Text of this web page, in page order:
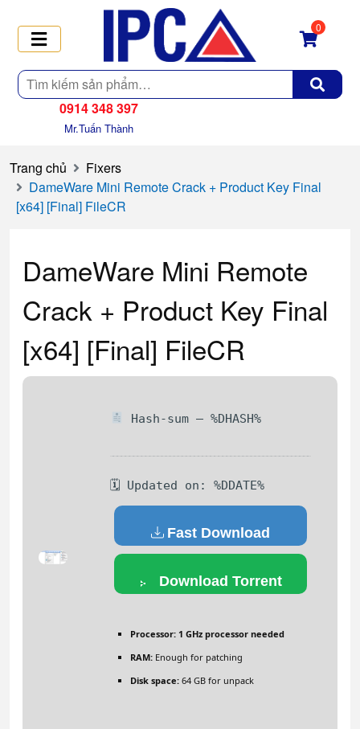
Tìm
kiếm
0
0914 348 397
Mr.Tuấn Thành
Trang chủ
Fixers
DameWare Mini Remote Crack + Product Key Final
[x64] [Final] FileCR
DameWare Mini Remote
Crack + Product Key Final
[x64] [Final] FileCR
Hash-sum — %DHASH%
🗓 Updated on: %DDATE%
Fast Download
Download Torrent
Processor: 1 GHz processor needed
RAM: Enough for patching
Disk space: 64 GB for unpack